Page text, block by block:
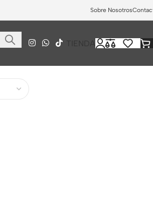
Sobre Nosotros
TIENDA